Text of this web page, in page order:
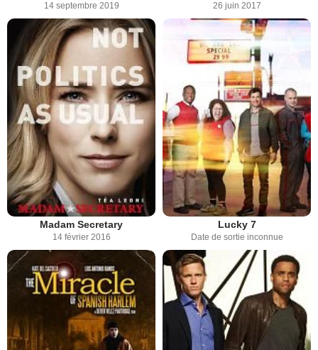
14 septembre 2019 26 juin 2017
Madam Secretary
14 février 2016
Lucky 7
Date de sortie inconnue